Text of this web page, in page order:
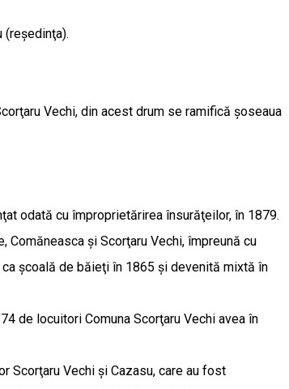
(reşedinţa).
Vechi, din acest drum se ramifică şoseaua
odată cu împroprietărirea însurăţeilor, în 1879.
şi Scorţaru Vechi, împreună cu
şcoală de băieţi în 1865 şi devenită mixtă în
de locuitori Comuna Scorţaru Vechi avea în
Scorţaru Vechi şi Cazasu, care au fost